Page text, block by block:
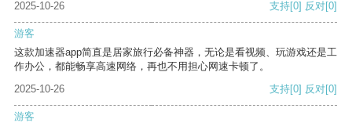
2025-10-26
支持[0] 反对[0]
游客
这款加速器app简直是居家旅行必备神器，无论是看视频、玩游戏还是工
作办公，都能畅享高速网络，再也不用担心网速卡顿了。
2025-10-26
支持[0] 反对[0]
游客